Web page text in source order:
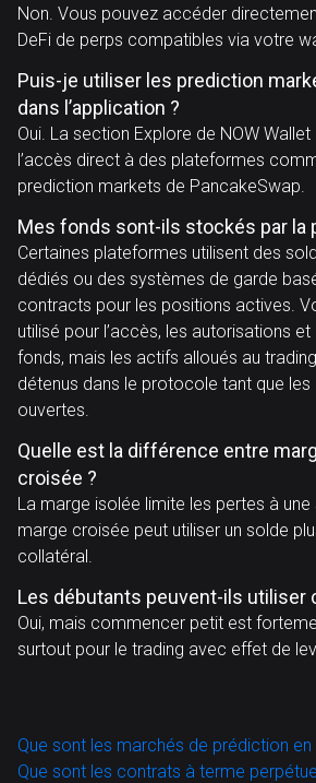
Non. Vous pouvez accéder
DeFi de perps compatibles via votre
Puis-je utiliser les prediction
dans l’application ?
Oui. La section Explore de NOW
l’accès direct à des plateformes
prediction markets de PancakeSwap.
Mes fonds sont-ils stockés par la
Certaines plateformes utilisent des
dédiés ou des systèmes de garde
contracts pour les positions actives.
utilisé pour l’accès, les autorisations
fonds, mais les actifs alloués au
détenus dans le protocole tant que
ouvertes.
Quelle est la différence entre
croisée ?
La marge isolée limite les pertes à
marge croisée peut utiliser un solde
collatéral.
Les débutants peuvent-ils utiliser
Oui, mais commencer petit est
surtout pour le trading avec effet de
Que sont les marchés de prédiction
Que sont les contrats à terme